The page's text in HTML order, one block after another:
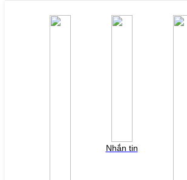
Phụ kiện PLC SH300/SH500
Phụ kiện biến tần Yaskawa
Nhắn tin